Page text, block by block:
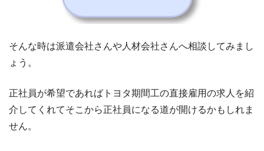
そんな時は派遣会社さんや人材会社さんへ相談してみまし
ょう。
正社員が希望であればトヨタ期間工の直接雇用の求人を紹
介してくれてそこから正社員になる道が開けるかもしれま
せん。